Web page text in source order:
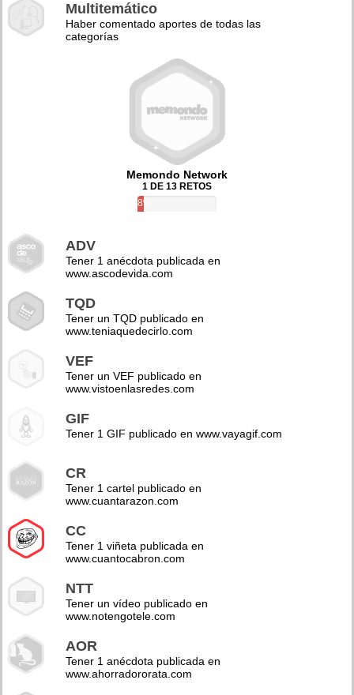
Multitemático
Haber comentado aportes de todas las
categorías
Memondo Network
1 DE 13 RETOS
8%
ADV
Tener 1 anécdota publicada en
www.ascodevida.com
TQD
Tener un TQD publicado en
www.teniaquedecirlo.com
VEF
Tener un VEF publicado en
www.vistoenlasredes.com
GIF
Tener 1 GIF publicado en www.vayagif.com
CR
Tener 1 cartel publicado en
www.cuantarazon.com
CC
Tener 1 viñeta publicada en
www.cuantocabron.com
NTT
Tener un vídeo publicado en
www.notengotele.com
AOR
Tener 1 anécdota publicada en
www.ahorradororata.com